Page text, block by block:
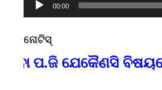
00:00
ନୋଟିସ୍
ଯେକୈଣସି ବିଷୟରେ